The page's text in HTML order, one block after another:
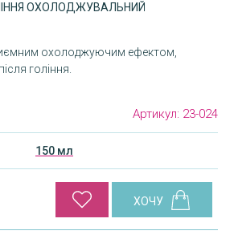
ОХОЛОДЖУВАЛЬНИЙ
охолоджуючим ефектом,
гоління.
Артикул: 23-024
150 мл